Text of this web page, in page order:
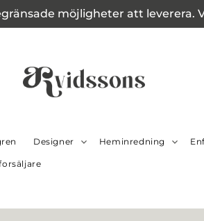
möjligheter att leverera.
Designer Heminredning